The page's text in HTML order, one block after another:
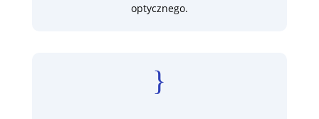
optycznego.
}